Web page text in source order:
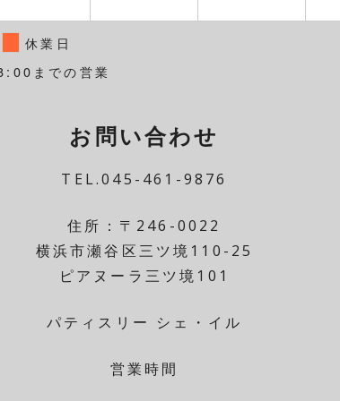
休業日
までの営業
お問い合わせ
TEL.045-461-9876
住所：〒246-0022
横浜市瀬谷区三ツ境110-25
ピアヌーラ三ツ境101
パティスリー シェ・イル
営業時間